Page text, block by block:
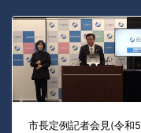
市長定例記者会見(令和5